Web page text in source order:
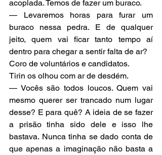
acoplada. Temos de fazer um buraco.
— Levaremos horas para furar um
buraco nessa pedra. E de qualquer
jeito, quem vai ficar tanto tempo aí
dentro para chegar a sentir falta de ar?
Coro de voluntários e candidatos.
Tirin os olhou com ar de desdém.
— Vocês são todos loucos. Quem vai
mesmo querer ser trancado num lugar
desse? E para quê? A ideia de se fazer
a prisão tinha sido dele e isso lhe
bastava. Nunca tinha se dado conta de
que apenas a imaginação não basta a